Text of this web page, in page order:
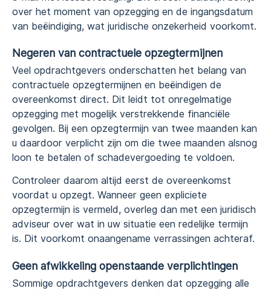
over het moment van opzegging en de ingangsdatum
van beëindiging, wat juridische onzekerheid voorkomt.
Negeren van contractuele opzegtermijnen
Veel opdrachtgevers onderschatten het belang van
contractuele opzegtermijnen en beëindigen de
overeenkomst direct. Dit leidt tot onregelmatige
opzegging met mogelijk verstrekkende financiële
gevolgen. Bij een opzegtermijn van twee maanden kan
u daardoor verplicht zijn om die twee maanden alsnog
loon te betalen of schadevergoeding te voldoen.
Controleer daarom altijd eerst de overeenkomst
voordat u opzegt. Wanneer geen expliciete
opzegtermijn is vermeld, overleg dan met een juridisch
adviseur over wat in uw situatie een redelijke termijn
is. Dit voorkomt onaangename verrassingen achteraf.
Geen afwikkeling openstaande verplichtingen
Sommige opdrachtgevers denken dat opzegging alle